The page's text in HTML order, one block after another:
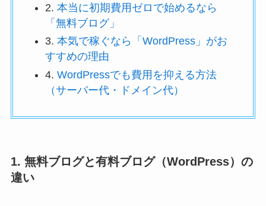
2. 本当に初期費用ゼロで始めるなら
「無料ブログ」
3. 本気で稼ぐなら「WordPress」がお
すすめの理由
4. WordPressでも費用を抑える方法
（サーバー代・ドメイン代）
1. 無料ブログと有料ブログ（WordPress）の
違い